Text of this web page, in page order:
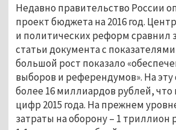
Недавно правительство России
проект бюджета на 2016 год.
и политических реформ сравнил
статьи документа с
большой рост показало
выборов и референдумов». На эту
более 16 миллиардов рублей, что
цифр 2015 года. На прежнем
затраты на оборону – 1 триллион